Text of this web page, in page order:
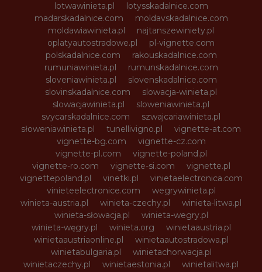
lotwawinieta.pl
lotysskadalnice.com
madarskadalnice.com
moldavskadalnice.com
moldawiawinieta.pl
najtanszewiniety.pl
oplatyautostradowe.pl
pl-vignette.com
polskadalnice.com
rakouskadalnice.com
rumuniawinieta.pl
rumunskadalnice.com
sloveniawinieta.pl
slovenskadalnice.com
slovinskadalnice.com
slowacja-winieta.pl
slowacjawinieta.pl
sloweniawinieta.pl
svycarskadalnice.com
szwajcariawinieta.pl
słoweniawinieta.pl
tunellivigno.pl
vignette-at.com
vignette-bg.com
vignette-cz.com
vignette-pl.com
vignette-poland.pl
vignette-ro.com
vignette-si.com
vignette.pl
vignettepoland.pl
vinetki.pl
vinietaelectronica.com
vinieteelectronice.com
wegrywinieta.pl
winieta-austria.pl
winieta-czechy.pl
winieta-litwa.pl
winieta-słowacja.pl
winieta-wegry.pl
winieta-węgry.pl
winieta.org
winietaaustria.pl
winietaaustriaonline.pl
winietaautostradowa.pl
winietabulgaria.pl
winietachorwacja.pl
winietaczechy.pl
winietaestonia.pl
winietalitwa.pl